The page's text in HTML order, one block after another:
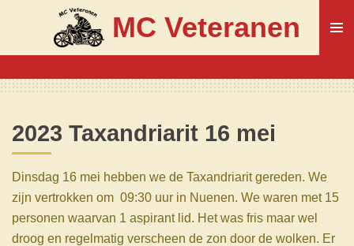
naar
de
MC Veteranen
2023 Taxandriarit 16 mei
Dinsdag 16 mei hebben we de Taxandriarit gereden. We
zijn vertrokken om 09:30 uur in Nuenen. We waren met 15
personen waarvan 1 aspirant lid. Het was fris maar wel
droog en regelmatig verscheen de zon door de wolken. Er